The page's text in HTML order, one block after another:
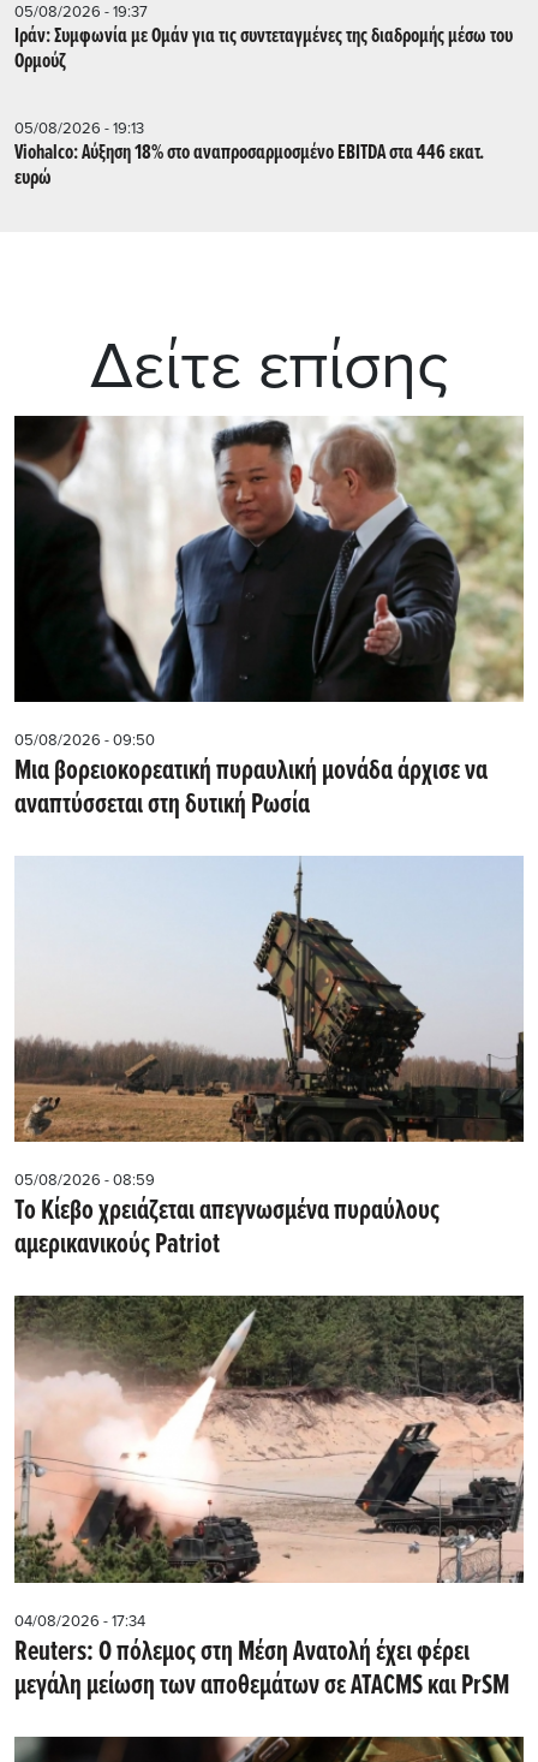
05/08/2026 - 19:37
Ιράν: Συμφωνία με Ομάν για τις συντεταγμένες της διαδρομής μέσω του
Ορμούζ
05/08/2026 - 19:13
Viohalco: Αύξηση 18% στο αναπροσαρμοσμένο EBITDA στα 446 εκατ.
ευρώ
Δείτε επίσης
05/08/2026 - 09:50
Μια βορειοκορεατική πυραυλική μονάδα άρχισε να
αναπτύσσεται στη δυτική Ρωσία
05/08/2026 - 08:59
Το Κίεβο χρειάζεται απεγνωσμένα πυραύλους
αμερικανικούς Patriot
04/08/2026 - 17:34
Reuters: Ο πόλεμος στη Μέση Ανατολή έχει φέρει
μεγάλη μείωση των αποθεμάτων σε ATACMS και PrSM